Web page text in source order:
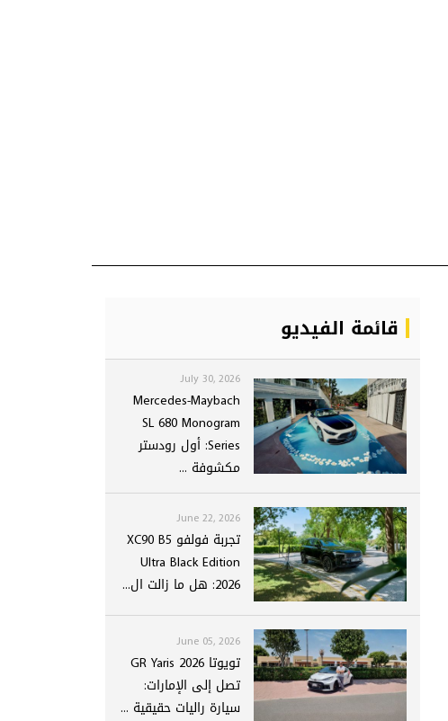
قائمة الفيديو
July 30, 2026
Mercedes-Maybach
SL 680 Monogram
Series: أول رودستر
مكشوفة ...
June 22, 2026
تجربة فولفو XC90 B5
Ultra Black Edition
2026: هل ما زالت ال...
June 05, 2026
تويوتا GR Yaris 2026
تصل إلى الإمارات:
سيارة راليات حقيقية ...